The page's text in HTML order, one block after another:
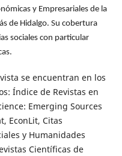
y Empresariales de la
de Hidalgo. Su cobertura
sociales con particular
se encuentran en los
Índice de Revistas en
Emerging Sources
EconLit, Citas
y Humanidades
Científicas de